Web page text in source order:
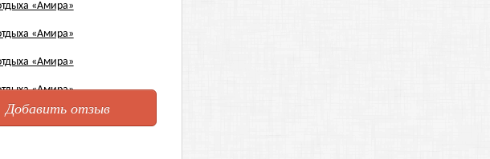
Добавить отзыв